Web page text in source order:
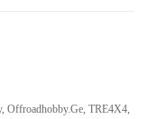
, Offroadhobby.ge TRE4X4